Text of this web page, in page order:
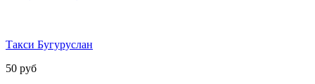
Такси Бугуруслан
50 руб